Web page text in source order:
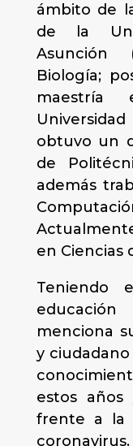
ámbito de
de la
Asunción
Biología;
obtuvo un
de
además
en Ciencias
Teniendo
educación
menciona
y
estos
frente a la